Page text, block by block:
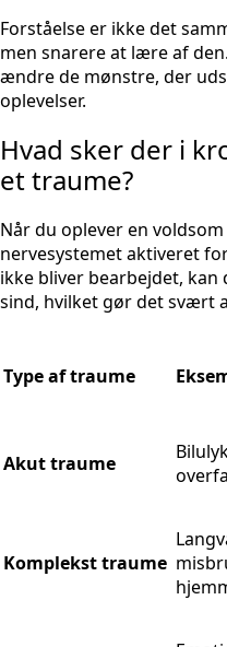
Forståelse er ikke det
men snarere at lære af
ændre de mønstre, der
oplevelser.
Hvad sker der i
et traume?
Når du oplever en
nervesystemet aktiveret
ikke bliver bearbejdet,
sind, hvilket gør det svært
Type af traume
Akut traume
Komplekst traume